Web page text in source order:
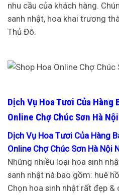
nhu cầu của khách hàng.
sanh nhật, hoa khai trương
Thủ Đô.
Dịch Vụ Hoa Tươi Của Hàng
Online Chợ Chúc Sơn Hà
Dịch Vụ Hoa Tươi Của Hàng
Online Chợ Chúc Sơn Hà Nội
Những nhiều loại hoa sinh
sanh nhật nà bao gồm: huê
Chọn hoa sinh nhật rất đẹp